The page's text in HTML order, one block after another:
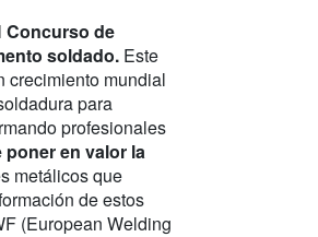
Concurso de
soldado. Este
crecimiento mundial
para
profesionales
poner en valor la
metálicos que
de estos
(European Welding